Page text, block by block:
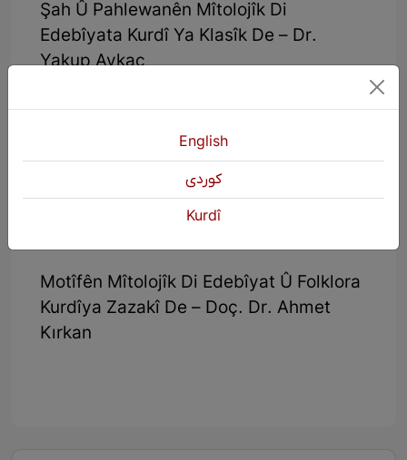
Şah Û Pahlewanên Mîtolojîk Di
Edebîyata Kurdî Ya Klasîk De – Dr.
Yakup Aykaç
– Dr. Mehmet Şirin Filiz
Kesayet Û Heyberên Mîtolojîk Di
Edebîyata Goranî/Hewramî De – Dr.
Shahab Valî & Cumhur Ölmez
Motîfên Mîtolojîk Di Edebîyat Û Folklora
Kurdîya Zazakî De – Doç. Dr. Ahmet
Kırkan
English
كوردی
Kurdî